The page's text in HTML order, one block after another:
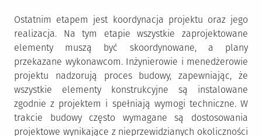
Ostatnim etapem jest koordynacja projektu oraz jego
realizacja. Na tym etapie wszystkie zaprojektowane
elementy muszą być skoordynowane, a plany
przekazane wykonawcom. Inżynierowie i menedżerowie
projektu nadzorują proces budowy, zapewniając, że
wszystkie elementy konstrukcyjne są instalowane
zgodnie z projektem i spełniają wymogi techniczne. W
trakcie budowy często wymagane są dostosowania
projektowe wynikające z nieprzewidzianych okoliczności